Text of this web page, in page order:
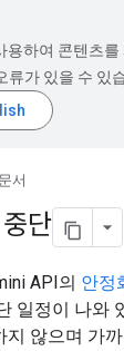
용하여 콘텐츠
류가 있을 수 있
문서
단
API의 안정
일정이 나와
지 않으며 가